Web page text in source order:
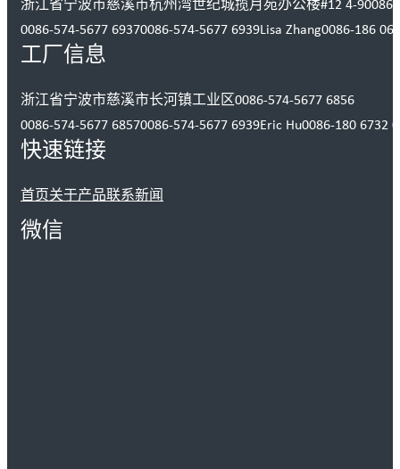
浙江省宁波市慈溪市杭州湾世纪城揽月苑办公楼#12 4-9
0086-574-5677 69370086-574-5677 6939Lisa Zhang0086-186
工厂信息
浙江省宁波市慈溪市长河镇工业区0086-574-5677 6856
0086-574-5677 68570086-574-5677 6939Eric Hu0086-180 6732
快速链接
首页关于产品联系新闻
微信